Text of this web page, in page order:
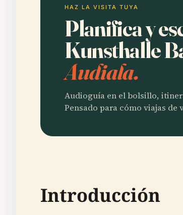
HAZ LA VISITA TUYA
Planifica y
Kunsthalle
Audiala.
Audioguía en el bolsillo,
Pensado para cómo viajas de
Introducción